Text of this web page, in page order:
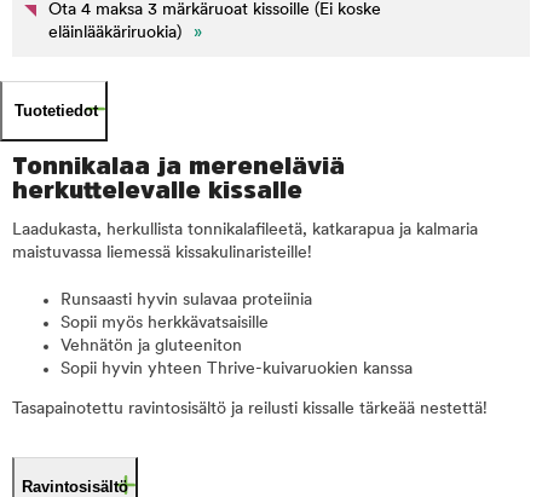
Ota 4 maksa 3 märkäruoat kissoille (Ei koske
eläinlääkäriruokia)
»
Tuotetiedot
Tonnikalaa ja mereneläviä
herkuttelevalle kissalle
Laadukasta, herkullista tonnikalafileetä, katkarapua ja kalmaria
maistuvassa liemessä kissakulinaristeille!
Runsaasti hyvin sulavaa proteiinia
Sopii myös herkkävatsaisille
Vehnätön ja gluteeniton
Sopii hyvin yhteen Thrive-kuivaruokien kanssa
Tasapainotettu ravintosisältö ja reilusti kissalle tärkeää nestettä!
Ravintosisältö